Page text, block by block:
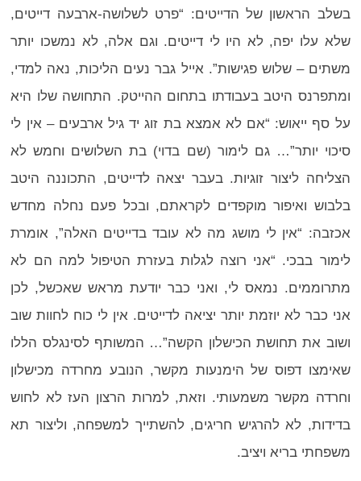
בשלב הראשון של הדייטים: “פרט לשלושה-ארבעה דייטים,
שלא עלו יפה, לא היו לי דייטים. וגם אלה, לא נמשכו יותר
משתים – שלוש פגישות”. אייל גבר נעים הליכות, נאה למדי,
ומתפרנס היטב בעבודתו בתחום ההייטק. התחושה שלו היא
על סף ייאוש: “אם לא אמצא בת זוג יד גיל ארבעים – אין לי
סיכוי יותר”… גם לימור (שם בדוי) בת השלושים וחמש לא
הצליחה ליצור זוגיות. בעבר יצאה לדייטים, התכוננה היטב
בלבוש ואיפור מוקפדים לקראתם, ובכל פעם נחלה מחדש
אכזבה: “אין לי מושג מה לא עובד בדייטים האלה”, אומרת
לימור בבכי. “אני רוצה לגלות בעזרת הטיפול למה הם לא
מתרוממים. נמאס לי, ואני כבר יודעת מראש שאכשל, לכן
אני כבר לא יוזמת יותר יציאה לדייטים. אין לי כוח לחוות שוב
ושוב את תחושת הכישלון הקשה”… המשותף לסינגלס הללו
שאימצו דפוס של הימנעות מקשר, הנובע מחרדה מכישלון
וחרדה מקשר משמעותי. וזאת, למרות הרצון העז לא לחוש
בדידות, לא להרגיש חריגים, להשתייך למשפחה, וליצור תא
משפחתי בריא ויציב.